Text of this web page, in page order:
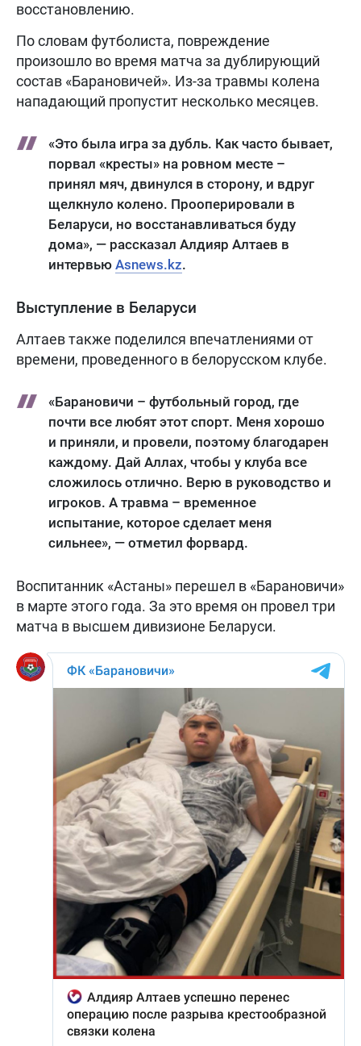
восстановлению.
По словам футболиста, повреждение
произошло во время матча за дублирующий
состав «Барановичей». Из-за травмы колена
нападающий пропустит несколько месяцев.
«Это была игра за дубль. Как часто бывает,
порвал «кресты» на ровном месте –
принял мяч, двинулся в сторону, и вдруг
щелкнуло колено. Прооперировали в
Беларуси, но восстанавливаться буду
дома», — рассказал Алдияр Алтаев в
интервью Аsnews.kz.
Выступление в Беларуси
Алтаев также поделился впечатлениями от
времени, проведенного в белорусском клубе.
«Барановичи – футбольный город, где
почти все любят этот спорт. Меня хорошо
и приняли, и провели, поэтому благодарен
каждому. Дай Аллах, чтобы у клуба все
сложилось отлично. Верю в руководство и
игроков. А травма – временное
испытание, которое сделает меня
сильнее», — отметил форвард.
Воспитанник «Астаны» перешел в «Барановичи»
в марте этого года. За это время он провел три
матча в высшем дивизионе Беларуси.